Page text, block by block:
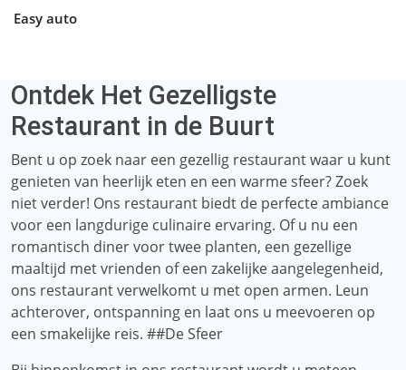
Easy auto
Ontdek Het Gezelligste
Restaurant in de Buurt
Bent u op zoek naar een gezellig restaurant waar u kunt
genieten van heerlijk eten en een warme sfeer? Zoek
niet verder! Ons restaurant biedt de perfecte ambiance
voor een langdurige culinaire ervaring. Of u nu een
romantisch diner voor twee planten, een gezellige
maaltijd met vrienden of een zakelijke aangelegenheid,
ons restaurant verwelkomt u met open armen. Leun
achterover, ontspanning en laat ons u meevoeren op
een smakelijke reis. ##De Sfeer